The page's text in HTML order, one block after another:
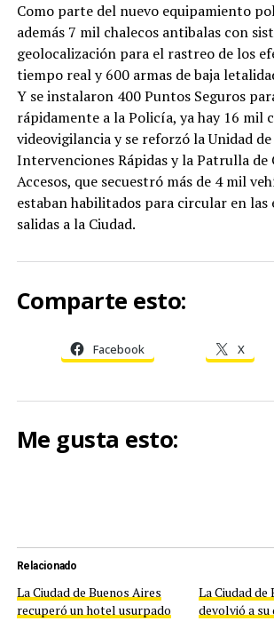
Como parte del nuevo equipamiento
además 7 mil chalecos antibalas con
geolocalización para el rastreo de los
tiempo real y 600 armas de baja
Y se instalaron 400 Puntos Seguros
rápidamente a la Policía, ya hay 16 mil
videovigilancia y se reforzó la Unidad
Intervenciones Rápidas y la Patrulla de
Accesos, que secuestró más de 4 mil
estaban habilitados para circular en las
salidas a la Ciudad.
Comparte esto:
Facebook X
Me gusta esto:
Relacionado
La Ciudad de Buenos Aires
recuperó un hotel usurpado
La Ciudad de
devolvió a su